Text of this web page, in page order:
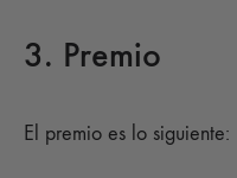
3. Premio
El premio es lo siguiente: